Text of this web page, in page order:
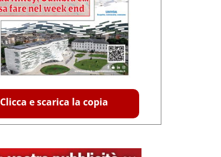
Clicca e scarica la copia